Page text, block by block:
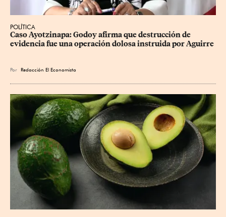
POLÍTICA
Caso Ayotzinapa: Godoy afirma que destrucción de
evidencia fue una operación dolosa instruida por Aguirre
Por Redacción El Economista